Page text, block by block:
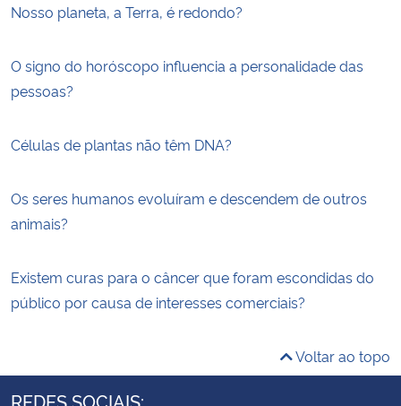
Nosso planeta, a Terra, é redondo?
O signo do horóscopo influencia a personalidade das
pessoas?
Células de plantas não têm DNA?
Os seres humanos evoluíram e descendem de outros
animais?
Existem curas para o câncer que foram escondidas do
público por causa de interesses comerciais?
Voltar ao topo
REDES SOCIAIS: